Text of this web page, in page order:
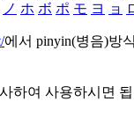
ノ ホ ボ ポ モ ヨ ョ
에서 pinyin(병음)방
하여 사용하시면